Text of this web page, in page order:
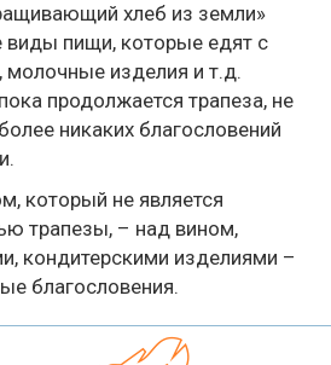
хлеб из земли»
виды пищи, которые едят с
изделия и т.д.
продолжается трапеза, не
никаких благословений
который не является
трапезы, – над вином,
кондитерскими изделиями –
благословения.